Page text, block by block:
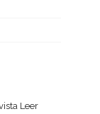
Leer